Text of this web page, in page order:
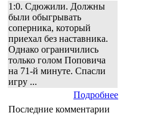
1:0. Сдюжили. Должны
были обыгрывать
соперника, который
приехал без наставника.
Однако ограничились
только голом Поповича
на 71-й минуте. Спасли
игру ...
Подробнее
Последние комментарии